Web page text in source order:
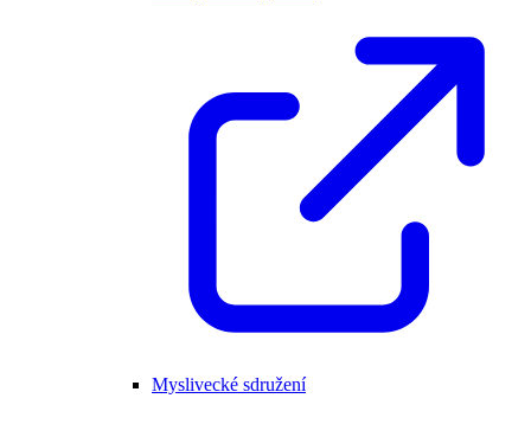
Myslivecké sdružení